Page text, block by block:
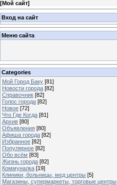
[Мой сайт]
Вход на сайт
Меню сайта
Categories
Мой Город Баку [81]
Новости города [82]
Справочник [82]
Голос города [82]
Новое [72]
Что Где Когда [81]
Архив [80]
Объявления [80]
Афиша города [82]
Избранное [82]
Популярное [82]
Обо всём [83]
Жизнь города [82]
Коммуналка [19]
Клиники, больницы, мед центры [5]
Магазины, супермаркеты, торговые центры